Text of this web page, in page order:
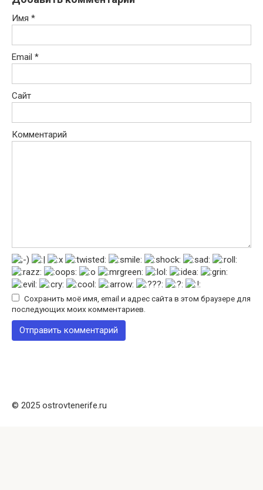
Имя *
Email *
Сайт
Комментарий
Сохранить моё имя, email и адрес сайта в этом браузере для
последующих моих комментариев.
© 2025 ostrovtenerife.ru